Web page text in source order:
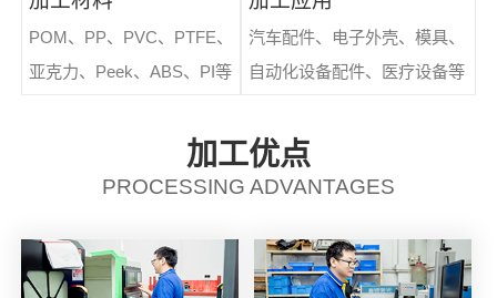
POM、PP、PVC、PTFE、
亚克力、Peek、ABS、PI等
汽车配件、电子外壳、模具、
自动化设备配件、医疗设备等
加工优点
PROCESSING ADVANTAGES